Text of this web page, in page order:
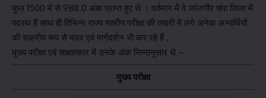
कुल 1500 में से 988.0 अंक प्राप्त हुए थे । वर्तमान में वे जांजगीर चंपा जिला में
पदस्थ हैं साथ ही विभिन्न राज्य स्तरीय परीक्षा की तयारी में लगे अनेक अभ्यर्थियों
की सक्रीय रूप से मदद एवं मार्गदर्शन भी कर रहे हैं .
मुख्य परीक्षा एवं साक्षात्कार में उनके अंक निम्नानुसार थे –
मुख्य परीक्षा